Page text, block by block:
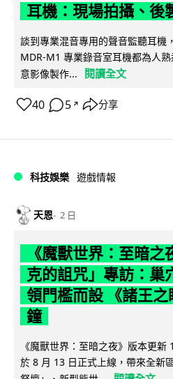
耳機：現場拍攝、後
談到專業混音專用的聲音監聽耳機
MDR-M1 專業錄音室耳機都為人
意影像製作...
閱讀全文
40 5 ↗ 分享
科技娛樂 遊戲情報
天恩 2 日
《魔獸世界：至暗之
克的詛咒」專訪：巢
領門檻而設 《諸王
鐘
《魔獸世界：至暗之夜》版本更
於 8 月 13 日正式上線，帶來全新